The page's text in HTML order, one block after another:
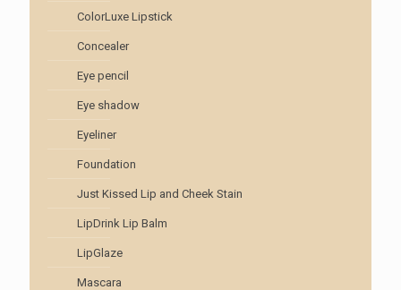
ColorLuxe Lipstick
Concealer
Eye pencil
Eye shadow
Eyeliner
Foundation
Just Kissed Lip and Cheek Stain
LipDrink Lip Balm
LipGlaze
Mascara